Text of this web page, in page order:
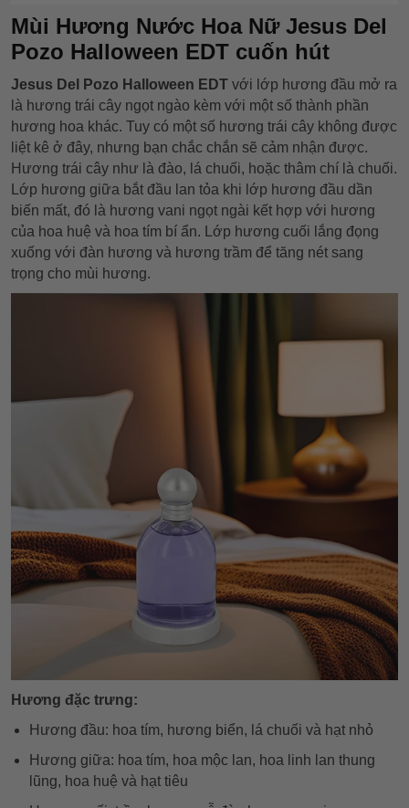
Mùi Hương Nước Hoa Nữ Jesus Del
Pozo Halloween EDT cuốn hút
Jesus Del Pozo Halloween EDT với lớp hương đầu mở ra
là hương trái cây ngọt ngào kèm với một số thành phần
hương hoa khác. Tuy có một số hương trái cây không được
liệt kê ở đây, nhưng bạn chắc chắn sẽ cảm nhận được.
Hương trái cây như là đào, lá chuối, hoặc thâm chí là chuối.
Lớp hương giữa bắt đầu lan tỏa khi lớp hương đầu dần
biến mất, đó là hương vani ngọt ngài kết hợp với hương
của hoa huệ và hoa tím bí ẩn. Lớp hương cuối lắng đọng
xuống với đàn hương và hương trầm để tăng nét sang
trọng cho mùi hương.
Hương đặc trưng:
Hương đầu: hoa tím, hương biển, lá chuối và hạt nhỏ
Hương giữa: hoa tím, hoa mộc lan, hoa linh lan thung
lũng, hoa huệ và hạt tiêu